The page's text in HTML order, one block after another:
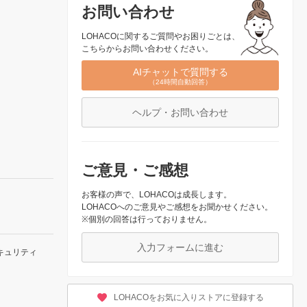
お問い合わせ
LOHACOに関するご質問やお困りごとは、
こちらからお問い合わせください。
AIチャットで質問する
（24時間自動回答）
ヘルプ・お問い合わせ
ご意見・ご感想
お客様の声で、LOHACOは成長します。
LOHACOへのご意見やご感想をお聞かせください。
※個別の回答は行っておりません。
入力フォームに進む
LOHACOをお気に入りストアに登録する
ュリティ